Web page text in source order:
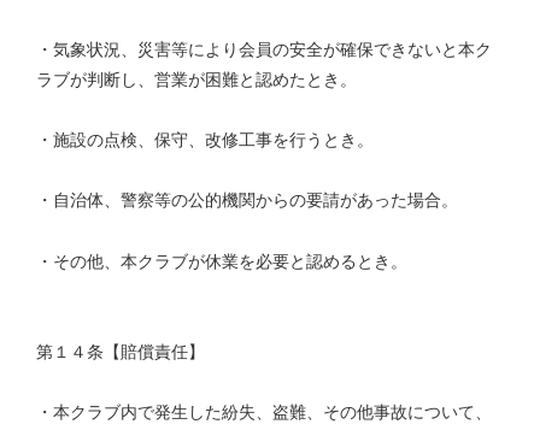
・気象状況、災害等により会員の安全が確保できないと本ク
ラブが判断し、営業が困難と認めたとき。
・施設の点検、保守、改修工事を行うとき。
・自治体、警察等の公的機関からの要請があった場合。
・その他、本クラブが休業を必要と認めるとき。
第１４条【賠償責任】
・本クラブ内で発生した紛失、盗難、その他事故について、